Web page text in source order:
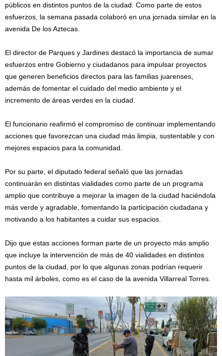
públicos en distintos puntos de la ciudad. Como parte de estos
esfuerzos, la semana pasada colaboró en una jornada similar en la
avenida De los Aztecas.
El director de Parques y Jardines destacó la importancia de sumar
esfuerzos entre Gobierno y ciudadanos para impulsar proyectos
que generen beneficios directos para las familias juarenses,
además de fomentar el cuidado del medio ambiente y el
incremento de áreas verdes en la ciudad.
El funcionario reafirmó el compromiso de continuar implementando
acciones que favorezcan una ciudad más limpia, sustentable y con
mejores espacios para la comunidad.
Por su parte, el diputado federal señaló que las jornadas
continuarán en distintas vialidades como parte de un programa
amplio que contribuye a mejorar la imagen de la ciudad haciéndola
más verde y agradable, fomentando la participación ciudadana y
motivando a los habitantes a cuidar sus espacios.
Dijo que estas acciones forman parte de un proyecto más amplio
que incluye la intervención de más de 40 vialidades en distintos
puntos de la ciudad, por lo que algunas zonas podrían requerir
hasta mil árboles, como es el caso de la avenida Villarreal Torres.